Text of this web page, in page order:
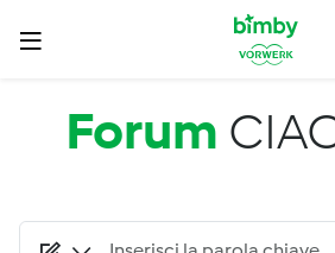
Salta al contenuto principale
Forum